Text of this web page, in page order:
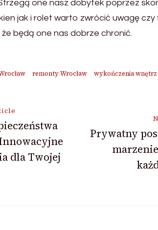
one nasz dobytek poprzez
jak i rolet warto zwrócić uwagę
będą one nas dobrze chronić.
remonty Wrocław wykończenia wnętrz
dla Twojej
Prywatny